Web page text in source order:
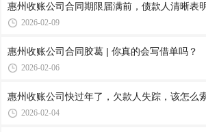
惠州收账公司​合同期限届满前，债款人清晰表
2026-02-09
惠州收账公司合同胶葛 | 你真的会写借单吗？
2026-02-06
惠州收账公司​快过年了，欠款人失踪，该怎么
2026-02-04